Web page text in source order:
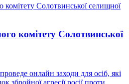
комітету Солотвинської